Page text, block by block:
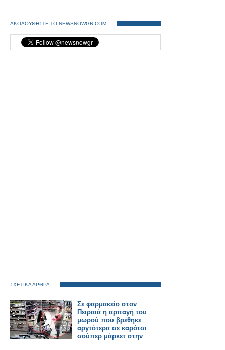
ΑΚΟΛΟΥΘΗΣΤΕ ΤΟ NEWSNOWGR.COM
ΣΧΕΤΙΚΑ ΑΡΘΡΑ
Σε φαρμακείο στον
Πειραιά η αρπαγή του
μωρού που βρέθηκε
αργτότερα σε καρότσι
σούπερ μάρκετ στην
Ακρόπολη